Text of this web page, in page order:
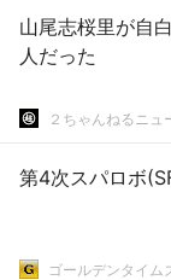
山尾志桜里が自
人だった
２ちゃんねるニュ
第4次スパロボ
ゴールデンタイム